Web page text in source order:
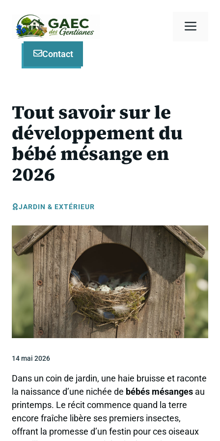
contenu
Contact
Tout savoir sur le
développement du
bébé mésange en
2026
JARDIN & EXTÉRIEUR
14 mai 2026
Dans un coin de jardin, une haie bruisse et raconte
la naissance d’une nichée de bébés mésanges au
printemps. Le récit commence quand la terre
encore fraîche libère ses premiers insectes,
offrant la promesse d’un festin pour ces oiseaux